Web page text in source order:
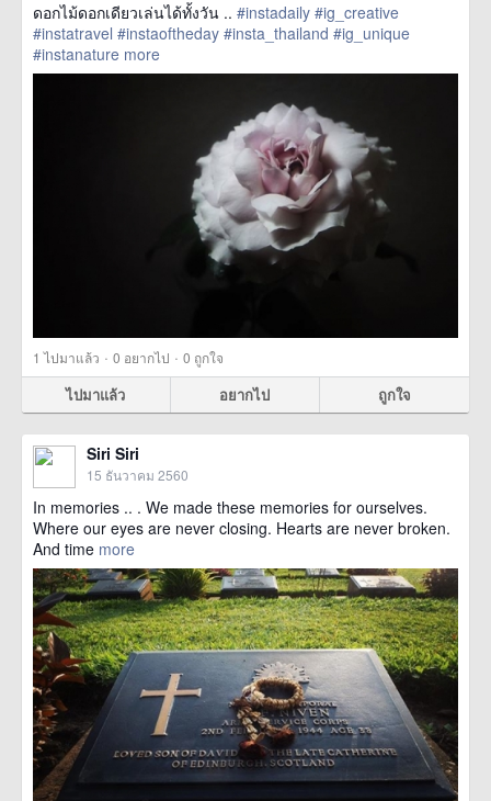
ดอกไม้ดอกเดียวเล่นได้ทั้งวัน .. #instadaily #ig_creative
#instatravel #instaoftheday #insta_thailand #ig_unique
#instanature more
1 ไปมาแล้ว · 0 อยากไป · 0 ถูกใจ
ไปมาแล้ว อยากไป ถูกใจ
Siri Siri
15 ธันวาคม 2560
In memories .. . We made these memories for ourselves.
Where our eyes are never closing. Hearts are never broken.
And time more